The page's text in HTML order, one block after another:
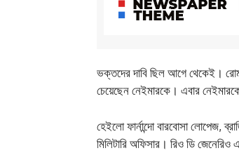
ভক্তদের দাবি ছিল আগে থেকেই।
চেয়েছেন নেইমারকে। এবার
হেইলো ফার্নান্দো বারবোসা লোপেজ,
মিলিটারি অফিসার। রিও ডি